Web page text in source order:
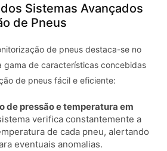
Sistemas Avançados
de Pneus
de pneus destaca-se no
gama de características concebidas
de pneus fácil e eficiente:
de pressão e temperatura em
verifica constantemente a
de cada pneu, alertando
eventuais anomalias.